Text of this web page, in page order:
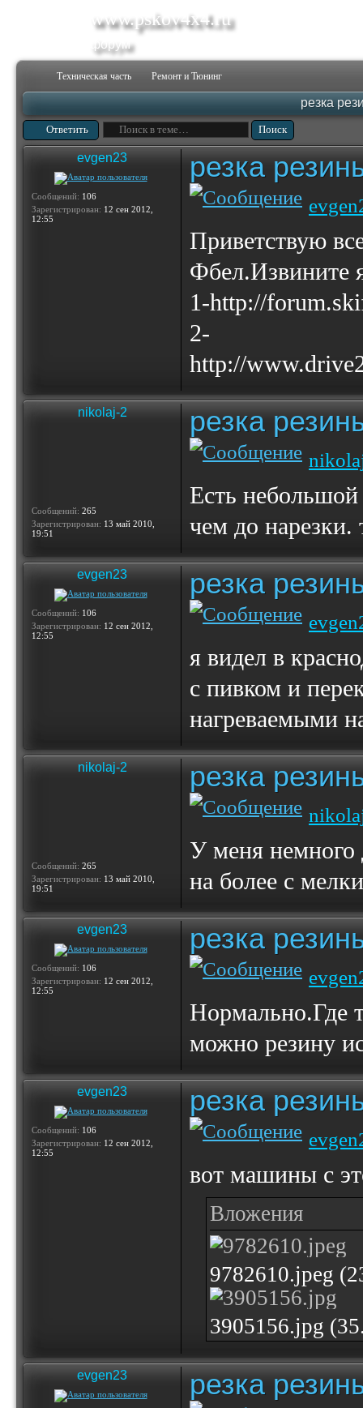
www.pskov4x4.ru
форум
Техническая часть Ремонт и Тюнинг
резка
Ответить
evgen23
Сообщений: 106
Зарегистрирован: 12 сен 2012,
12:55
резка
Приветствую
Фбел.Извините
1-http://
2-
http://
nikolaj-2
Сообщений: 265
Зарегистрирован: 13 май 2010,
19:51
резка
Есть
чем до нарезки.
evgen23
Сообщений: 106
Зарегистрирован: 12 сен 2012,
12:55
резка
я видел в
с пивком и
нагреваемыми
nikolaj-2
Сообщений: 265
Зарегистрирован: 13 май 2010,
19:51
резка
У меня немного
на более с
evgen23
Сообщений: 106
Зарегистрирован: 12 сен 2012,
12:55
резка
Нормально.Где
можно резину
evgen23
Сообщений: 106
Зарегистрирован: 12 сен 2012,
12:55
резка
вот машины с
Вложения
9782610.jpeg
3905156.jpg
evgen23 резка